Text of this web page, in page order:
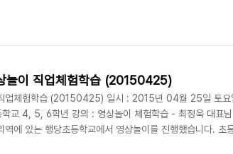
친구들이 너무나 귀여웠습니다. 순박한 웃음을 보여주던 친
을때 일어나는 에피소드가 우수 콘티로 선정되어 곧바로 촬
놀이 직업체험학습 (20150425)
업체험학습 (20150425) 일시 : 2015년 04월 25일 토요
교 4, 5, 6학년 강의 : 영상놀이 체험학습 - 최정욱 대표
역에 있는 행당초등학교에서 영상놀이를 진행했습니다. 초